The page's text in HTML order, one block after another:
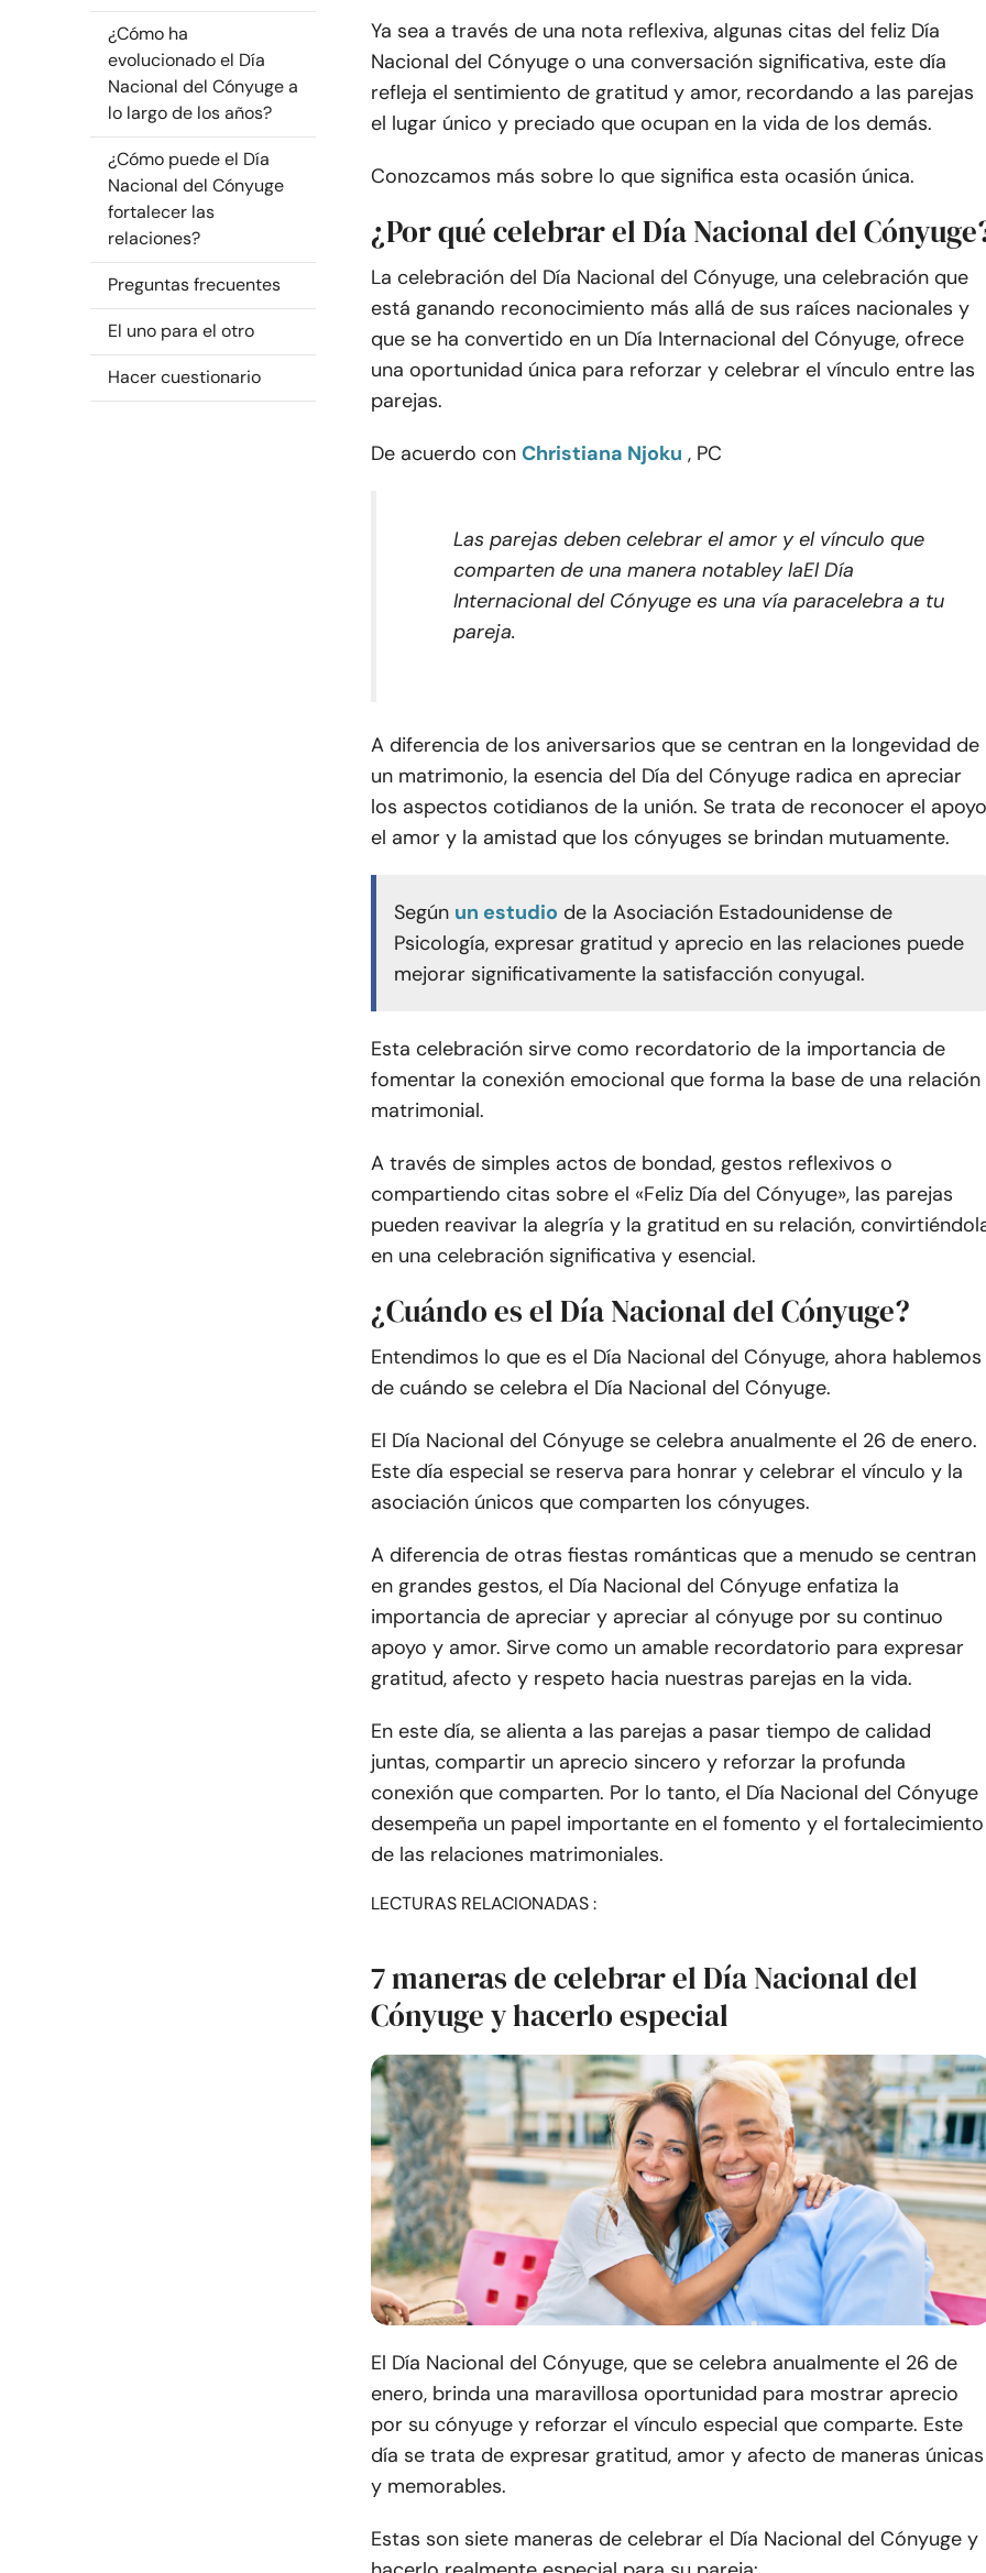
¿Cómo ha
evolucionado el Día
Nacional del Cónyuge a
lo largo de los años?
¿Cómo puede el Día
Nacional del Cónyuge
fortalecer las
relaciones?
Preguntas frecuentes
El uno para el otro
Hacer cuestionario
Ya sea a través de una nota reflexiva, algunas citas del feliz Día
Nacional del Cónyuge o una conversación significativa, este día
refleja el sentimiento de gratitud y amor, recordando a las parejas
el lugar único y preciado que ocupan en la vida de los demás.
Conozcamos más sobre lo que significa esta ocasión única.
¿Por qué celebrar el Día Nacional del
La celebración del Día Nacional del Cónyuge, una celebración que
está ganando reconocimiento más allá de sus raíces nacionales y
que se ha convertido en un Día Internacional del Cónyuge, ofrece
una oportunidad única para reforzar y celebrar el vínculo entre las
parejas.
De acuerdo con Christiana Njoku , PC
Las parejas deben celebrar el amor y el vínculo que
comparten de una manera notabley laEl Día
Internacional del Cónyuge es una vía paracelebra a tu
pareja.
A diferencia de los aniversarios que se centran en la longevidad de
un matrimonio, la esencia del Día del Cónyuge radica en apreciar
los aspectos cotidianos de la unión. Se trata de reconocer el
el amor y la amistad que los cónyuges se brindan mutuamente.
Según un estudio de la Asociación Estadounidense de
Psicología, expresar gratitud y aprecio en las relaciones puede
mejorar significativamente la satisfacción conyugal.
Esta celebración sirve como recordatorio de la importancia de
fomentar la conexión emocional que forma la base de una relación
matrimonial.
A través de simples actos de bondad, gestos reflexivos o
compartiendo citas sobre el «Feliz Día del Cónyuge», las parejas
pueden reavivar la alegría y la gratitud en su relación,
en una celebración significativa y esencial.
¿Cuándo es el Día Nacional del Cónyuge?
Entendimos lo que es el Día Nacional del Cónyuge, ahora hablemos
de cuándo se celebra el Día Nacional del Cónyuge.
El Día Nacional del Cónyuge se celebra anualmente el 26 de enero.
Este día especial se reserva para honrar y celebrar el vínculo y la
asociación únicos que comparten los cónyuges.
A diferencia de otras fiestas románticas que a menudo se centran
en grandes gestos, el Día Nacional del Cónyuge enfatiza la
importancia de apreciar y apreciar al cónyuge por su continuo
apoyo y amor. Sirve como un amable recordatorio para expresar
gratitud, afecto y respeto hacia nuestras parejas en la vida.
En este día, se alienta a las parejas a pasar tiempo de calidad
juntas, compartir un aprecio sincero y reforzar la profunda
conexión que comparten. Por lo tanto, el Día Nacional del Cónyuge
desempeña un papel importante en el fomento y el fortalecimiento
de las relaciones matrimoniales.
LECTURAS RELACIONADAS :
7 maneras de celebrar el Día Nacional del
Cónyuge y hacerlo especial
El Día Nacional del Cónyuge, que se celebra anualmente el 26 de
enero, brinda una maravillosa oportunidad para mostrar aprecio
por su cónyuge y reforzar el vínculo especial que comparte. Este
día se trata de expresar gratitud, amor y afecto de maneras únicas
y memorables.
Estas son siete maneras de celebrar el Día Nacional del Cónyuge y